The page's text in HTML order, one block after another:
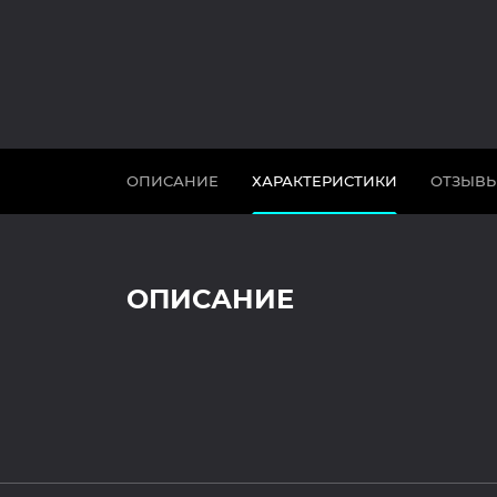
ОПИСАНИЕ ХАРАКТЕРИСТИКИ
ОПИСАНИЕ